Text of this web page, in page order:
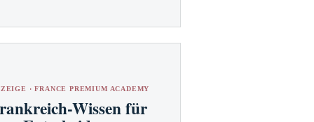
· FRANCE PREMIUM ACADEMY
Wissen für